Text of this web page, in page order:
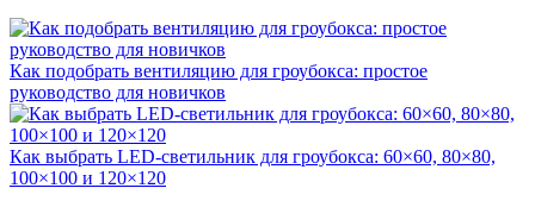
Как подобрать вентиляцию для гроубокса: простое
руководство для новичков
Как выбрать LED-светильник для гроубокса: 60×60, 80×80,
100×100 и 120×120